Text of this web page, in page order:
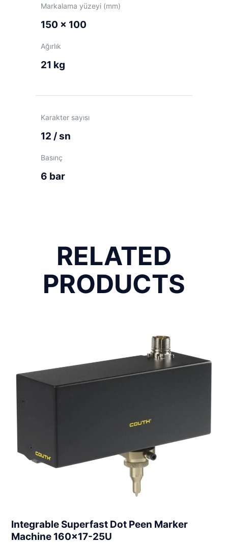
Markalama yüzeyi (mm)
150 x 100
Ağırlık
21 kg
Karakter sayısı
12 / sn
Basınç
6 bar
RELATED
PRODUCTS
Integrable Superfast Dot Peen Marker
Machine 160×17-25U